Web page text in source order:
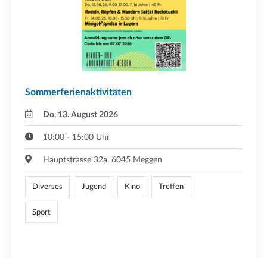
Sommerferienaktivitäten
Do, 13. August 2026
10:00 - 15:00 Uhr
Hauptstrasse 32a, 6045 Meggen
Diverses Jugend Kino Treffen
Sport